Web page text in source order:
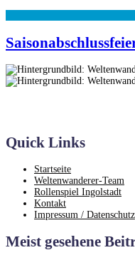
Quick Links
Startseite
Weltenwanderer-Team
Rollenspiel Ingolstadt
Kontakt
Impressum / Datenschutz
Meist gesehene